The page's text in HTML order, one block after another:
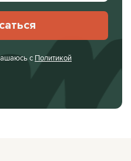
с Политикой